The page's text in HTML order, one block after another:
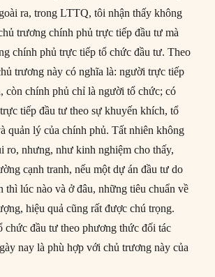
ra, trong LTTQ, tôi nhận thấy không
trương chính phủ trực tiếp đầu tư mà
chính phủ trực tiếp tổ chức đầu tư. Theo
trương này có nghĩa là: người trực tiếp
còn chính phủ chỉ là người tổ chức; có
tiếp đầu tư theo sự khuyến khích, tổ
quản lý của chính phủ. Tất nhiên không
ro, nhưng, như kinh nghiệm cho thấy,
cạnh tranh, nếu một dự án đầu tư do
thì lúc nào và ở đâu, những tiêu chuẩn về
hiệu quả cũng rất được chú trọng.
chức đầu tư theo phương thức đối tác
nay là phù hợp với chủ trương này của